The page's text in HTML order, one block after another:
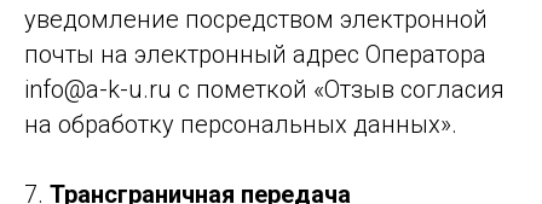
уведомление посредством электронной
почты на электронный адрес Оператора
info@a-k-u.ru с пометкой «Отзыв согласия
на обработку персональных данных».
7. Трансграничная передача